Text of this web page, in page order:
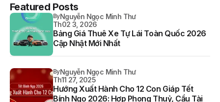
Featured Posts
ByNguyễn Ngọc Minh Thư
Th02 3, 2026
Bảng Giá Thuê Xe Tự Lái Toàn Quốc 2026
Cập Nhật Mới Nhất
ByNguyễn Ngọc Minh Thư
Th11 27, 2025
Hướng Xuất Hành Cho 12 Con Giáp Tết
Bính Ngọ 2026: Hợp Phong Thuỷ, Cầu Tài